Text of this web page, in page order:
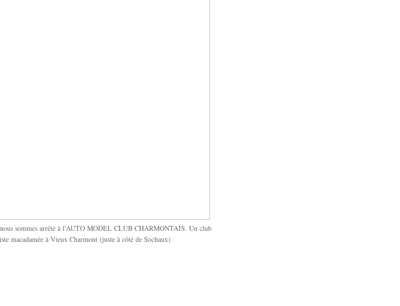
sommes arrêté à l'AUTO MODEL CLUB CHARMONTAIS. Un club
macadamée à Vieux Charmont (juste à côté de Sochaux)